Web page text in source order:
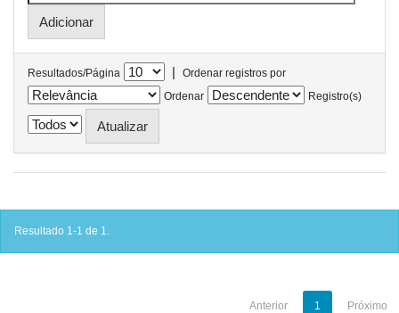
Resultados/Página |
Ordenar registros por
Ordenar
Registro(s)
Resultado 1-1 de 1.
Anterior 1 Próximo